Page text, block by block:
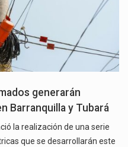
generarán
Barranquilla y Tubará
la realización de una serie
que se desarrollarán este